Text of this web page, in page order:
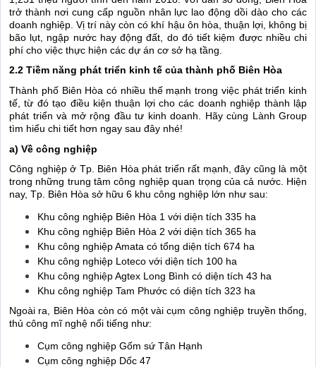
trở thành nơi cung cấp nguồn nhân lực lao động dồi dào cho các
doanh nghiệp. Vị trí này còn có khí hậu ôn hòa, thuận lợi, không bị
bão lụt, ngập nước hay động đất, do đó tiết kiệm được nhiều chi
phí cho việc thực hiện các dự án cơ sở hạ tầng.
2.2 Tiềm năng phát triển kinh tế của thành phố Biên Hòa
Thành phố Biên Hòa có nhiều thế mạnh trong việc phát triển kinh
tế, từ đó tạo điều kiện thuận lợi cho các doanh nghiệp thành lập
phát triển và mở rộng đầu tư kinh doanh. Hãy cùng Lành Group
tìm hiểu chi tiết hơn ngay sau đây nhé!
a) Về công nghiệp
Công nghiệp ở Tp. Biên Hòa phát triển rất mạnh, đây cũng là một
trong những trung tâm công nghiệp quan trọng của cả nước. Hiện
nay, Tp. Biên Hòa sở hữu 6 khu công nghiệp lớn như sau:
Khu công nghiệp Biên Hòa 1 với diện tích 335 ha
Khu công nghiệp Biên Hòa 2 với diện tích 365 ha
Khu công nghiệp Amata có tổng diện tích 674 ha
Khu công nghiệp Loteco với diện tích 100 ha
Khu công nghiệp Agtex Long Bình có diện tích 43 ha
Khu công nghiệp Tam Phước có diện tích 323 ha
Ngoài ra, Biên Hòa còn có một vài cụm công nghiệp truyền thống,
thủ công mĩ nghệ nổi tiếng như:
Cụm công nghiệp Gốm sứ Tân Hạnh
Cụm công nghiệp Dốc 47